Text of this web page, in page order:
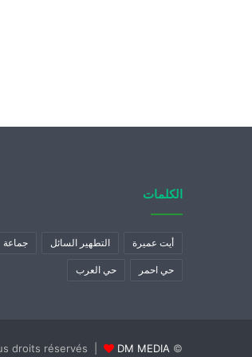
الكلمات
أيت عميرة التطهير السائل جماعة
حي احمر حي العرب
© Copyright 2026, Tous droits réservés |
DM MEDIA